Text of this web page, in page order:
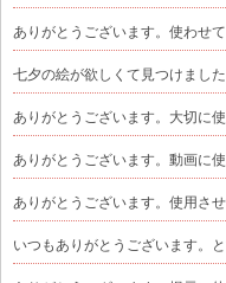
ありがとうございます。使わせて
七夕の絵が欲しくて見つけまし
ありがとうございます。大切に
ありがとうございます。動画に使
ありがとうございます。使用させ
いつもありがとうございます。